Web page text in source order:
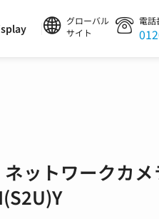
グローバル
サイト
電話
ットワークカメ